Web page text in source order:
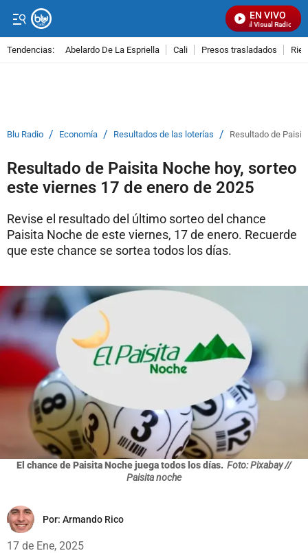
EN VIVO
Señal Visual Radio
Tendencias: Abelardo De La Espriella Cali Presos trasladados
Blu Radio / Economía / Resultados de las loterías / Resultado de
Resultado de Paisita Noche hoy, sorteo
este viernes 17 de enero de 2025
Revise el resultado del último sorteo del chance
Paisita Noche de este viernes, 17 de enero. Recuerde
que este chance se sortea todos los días.
El chance de Paisita Noche juega todos los días. Foto: Pixabay //
Paisita noche
Por: Armando Rico
17 de Ene, 2025